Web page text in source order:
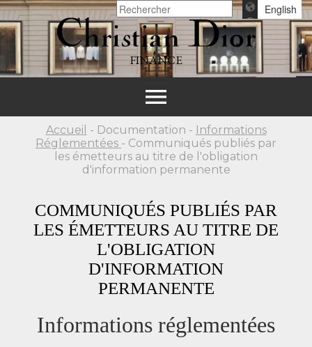
English
FINANCE
Toggle
Accueil - Documentation - Informations
Réglementées - Communiqués publiés par
les émetteurs au titre de l'obligation
d'information permanente
COMMUNIQUÉS PUBLIÉS PAR
LES ÉMETTEURS AU TITRE DE
L'OBLIGATION
D'INFORMATION
PERMANENTE
Informations réglementées